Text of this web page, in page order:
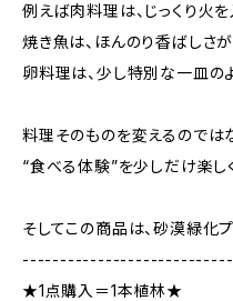
例えば肉料理は、じっくり火
焼き魚は、ほんのり香ばしさ
卵料理は、少し特別な一皿の
料理そのものを変えるのではな
“食べる体験”を少しだけ楽し
そしてこの商品は、砂漠緑化
★1点購入＝1本植林★